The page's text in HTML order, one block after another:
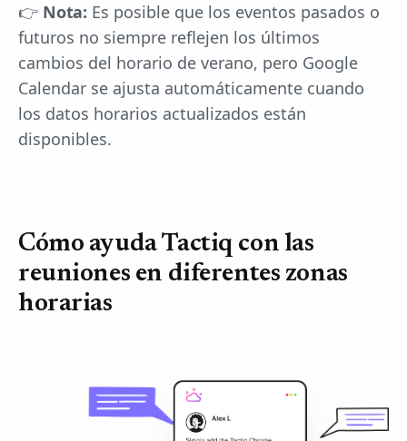
👉 Nota: Es posible que los eventos pasados o
futuros no siempre reflejen los últimos
cambios del horario de verano, pero Google
Calendar se ajusta automáticamente cuando
los datos horarios actualizados están
disponibles.
Cómo ayuda Tactiq con las
reuniones en diferentes zonas
horarias